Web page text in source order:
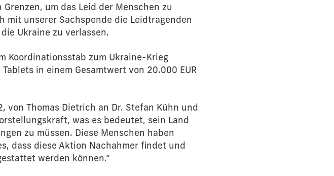
um das Leid der Menschen zu
unserer Sachspende die Leidtragenden
Ukraine zu verlassen.
Koordinationsstab zum Ukraine-Krieg
in einem Gesamtwert von 20.000 EUR
von Thomas Dietrich an Dr. Stefan Kühn und
was es bedeutet, sein Land
zu müssen. Diese Menschen haben
dass diese Aktion Nachahmer findet und
werden können.“